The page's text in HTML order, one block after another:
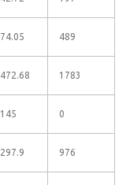
74.05 489
472.68 1783
145 0
297.9 976